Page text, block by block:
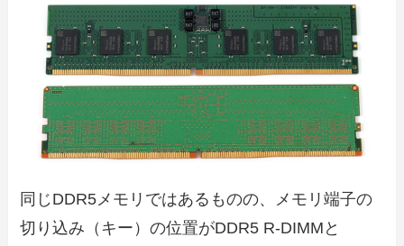
同じDDR5メモリではあるものの、メモリ端子の
切り込み（キー）の位置がDDR5 R-DIMMと